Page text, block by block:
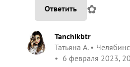
Ответить ✿
Tanchikbtr
Татьяна А.
6 февраля 2023,